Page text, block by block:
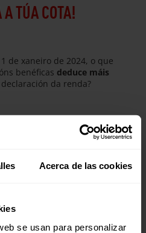
Acerca de las cookies
se usan para personalizar
TÚA COTA!
de xaneiro de 2024, o que
benéficas deduce máis
da renda?
privado
das doazóns